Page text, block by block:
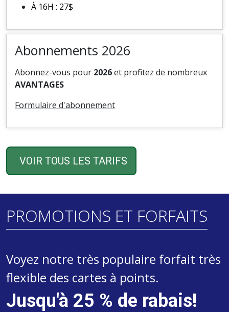
À 16H : 27$
Abonnements 2026
Abonnez-vous pour 2026et profitez de nombreux
AVANTAGES
Formulaire d'abonnement
VOIR TOUS LES TARIFS
PROMOTIONS ET FORFAITS
Voyez notre très populaire forfait très
flexible des cartes à points.
Jusqu'à 25 % de rabais!